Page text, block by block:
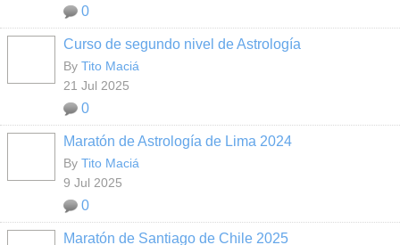
0
Curso de segundo nivel de Astrología
By Tito Maciá
21 Jul 2025
0
Maratón de Astrología de Lima 2024
By Tito Maciá
9 Jul 2025
0
Maratón de Santiago de Chile 2025